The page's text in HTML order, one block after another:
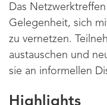
Das
Gelegenheit, sich
zu vernetzen.
austauschen und
sie an informellen
Highlights